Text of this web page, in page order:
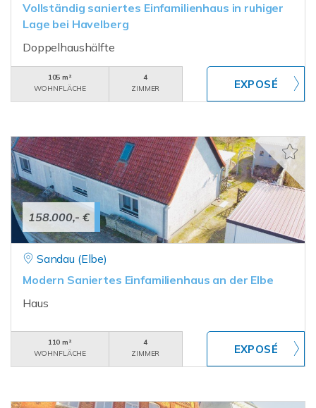
Vollständig saniertes Einfamilienhaus in ruhiger
Lage bei Havelberg
Doppelhaushälfte
105 m²
WOHNFLÄCHE
4
ZIMMER
158.000,- €
Sandau (Elbe)
Modern Saniertes Einfamilienhaus an der Elbe
Haus
110 m²
WOHNFLÄCHE
4
ZIMMER